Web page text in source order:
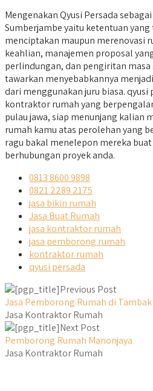
Mengenakan Qyusi Persada
Sumberjambe yaitu ketentuan
menciptakan maupun merenovasi
keahlian, manajemen proposal
perlindungan, dan pengiritan masa
tawarkan menyebabkannya
dari menggunakan juru biasa. qyusi
kontraktor rumah yang
pulau jawa, siap menunjang kalian
rumah kamu atas perolehan yang
ragu bakal menelepon mereka
berhubungan proyek anda.
0813 8600 9898
0821 2289 2175
jasa bikin rumah
Jasa Buat Rumah
jasa kontraktor rumah
jasa pemborong rumah
kontraktor rumah
qyusi persada
Previous Post
Jasa Pemborong Rumah di Tambak
Jasa Kontraktor Rumah
Next Post
Pemborong Rumah Manonjaya
Jasa Kontraktor Rumah